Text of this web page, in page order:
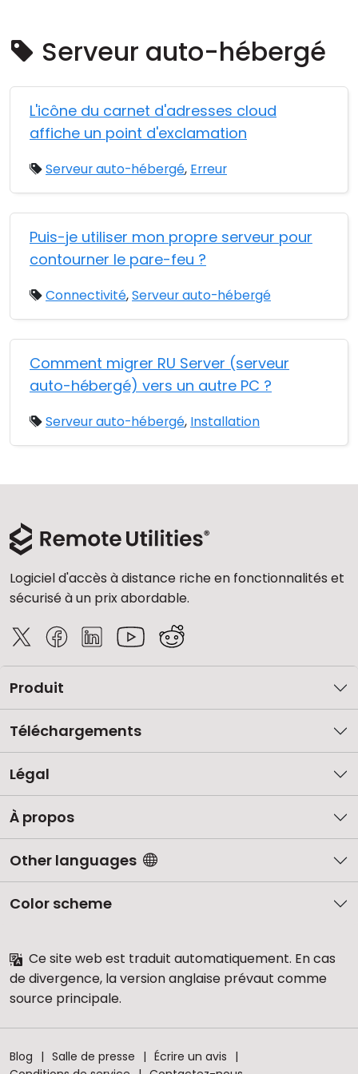
Serveur auto-hébergé
L'icône du carnet d'adresses cloud
affiche un point d'exclamation
Serveur auto-hébergé, Erreur
Puis-je utiliser mon propre serveur pour
contourner le pare-feu ?
Connectivité,Serveur auto-hébergé
Comment migrer RU Server (serveur
auto-hébergé) vers un autre PC ?
Serveur auto-hébergé, Installation
Logiciel d'accès à distance riche en fonctionnalités et
sécurisé à un prix abordable.
Produit
Téléchargements
Légal
À propos
Other languages
Color scheme
Ce site web est traduit automatiquement. En cas
de divergence, la version anglaise prévaut comme
source principale.
Blog Salle de presse
Écrire un avis